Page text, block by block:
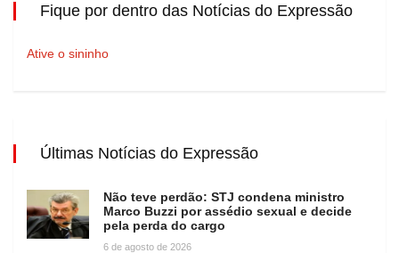
Fique por dentro das Notícias do Expressão
Ative o sininho
Últimas Notícias do Expressão
Não teve perdão: STJ condena ministro
Marco Buzzi por assédio sexual e decide
pela perda do cargo
6 de agosto de 2026